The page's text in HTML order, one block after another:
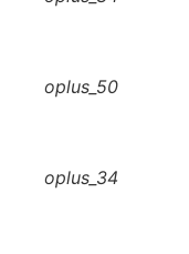
oplus_50
oplus_34